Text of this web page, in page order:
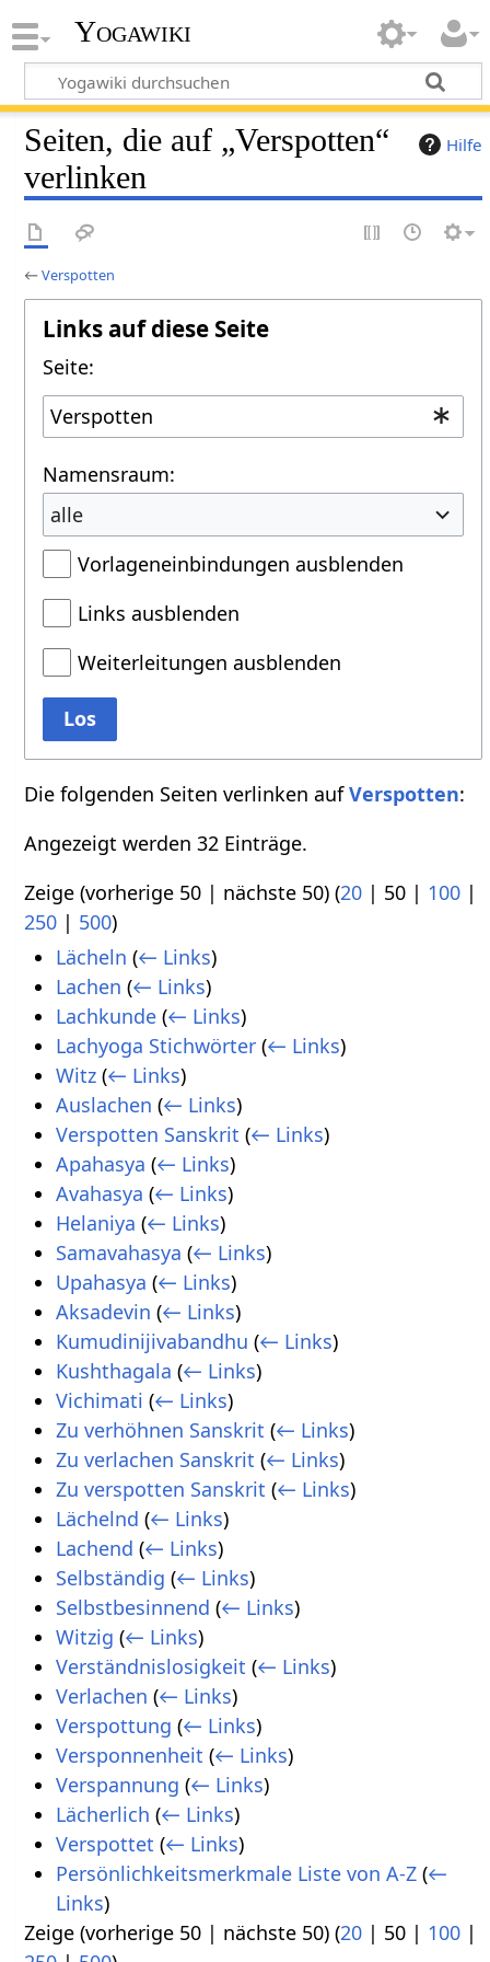
Yogawiki
Hilfe
Seiten, die auf „Verspotten“
verlinken
←Verspotten
Links auf diese Seite
Seite:
Namensraum:
alle
Vorlageneinbindungen ausblenden
Links ausblenden
Weiterleitungen ausblenden
Los
Die folgenden Seiten verlinken aufVerspotten:
Angezeigt werden 32 Einträge.
Zeige (vorherige 50 | nächste 50) (20 | 50 | 100 |
250 | 500)
Lächeln (← Links)
Lachen (← Links)
Lachkunde (← Links)
Lachyoga Stichwörter (← Links)
Witz (← Links)
Auslachen (← Links)
Verspotten Sanskrit (← Links)
Apahasya (← Links)
Avahasya (← Links)
Helaniya (← Links)
Samavahasya (← Links)
Upahasya (← Links)
Aksadevin (← Links)
Kumudinijivabandhu (← Links)
Kushthagala (← Links)
Vichimati (← Links)
Zu verhöhnen Sanskrit (← Links)
Zu verlachen Sanskrit (← Links)
Zu verspotten Sanskrit (← Links)
Lächelnd (← Links)
Lachend (← Links)
Selbständig (← Links)
Selbstbesinnend (← Links)
Witzig (← Links)
Verständnislosigkeit (← Links)
Verlachen (← Links)
Verspottung (← Links)
Versponnenheit (← Links)
Verspannung (← Links)
Lächerlich (← Links)
Verspottet (← Links)
Persönlichkeitsmerkmale Liste von A-Z (←
Links)
Zeige (vorherige 50 | nächste 50) (20 | 50 | 100 |